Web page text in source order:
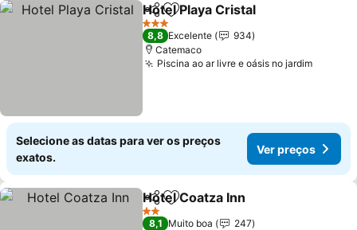
PartilharAdicionar aos favoritos
Hotel Playa Cristal
3 Estrelas
8,8 Excelente
934
Catemaco
Piscina ao ar livre e oásis no jardimVer
Selecione as datas para ver os preços
exatos.
Ver preços
PartilharAdicionar aos favoritos
Hotel Coatza Inn
2 Estrelas
8,1 Muito boa
247